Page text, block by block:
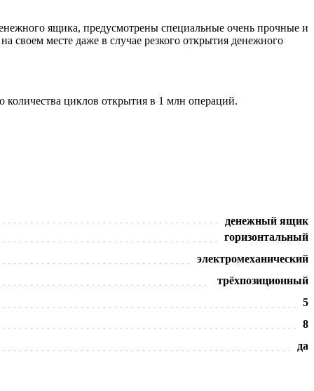
ящика, предусмотрены специальные очень прочные и
своем месте даже в случае резкого открытия денежного
количества циклов открытия в 1 млн операций.
денежный ящик
горизонтальный
электромеханический
трёхпозиционный
5
8
да